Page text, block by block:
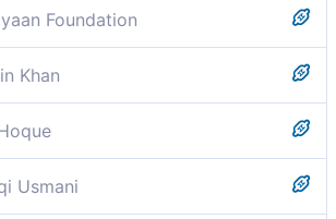
রেখে চলে গেল।
Foundation
করে তার কাছ থেকে চলে গেল।
Khan
ফিরিয়ে চলে গেল।
বিমুখ হয়ে ফিরে গেল।
Usmani